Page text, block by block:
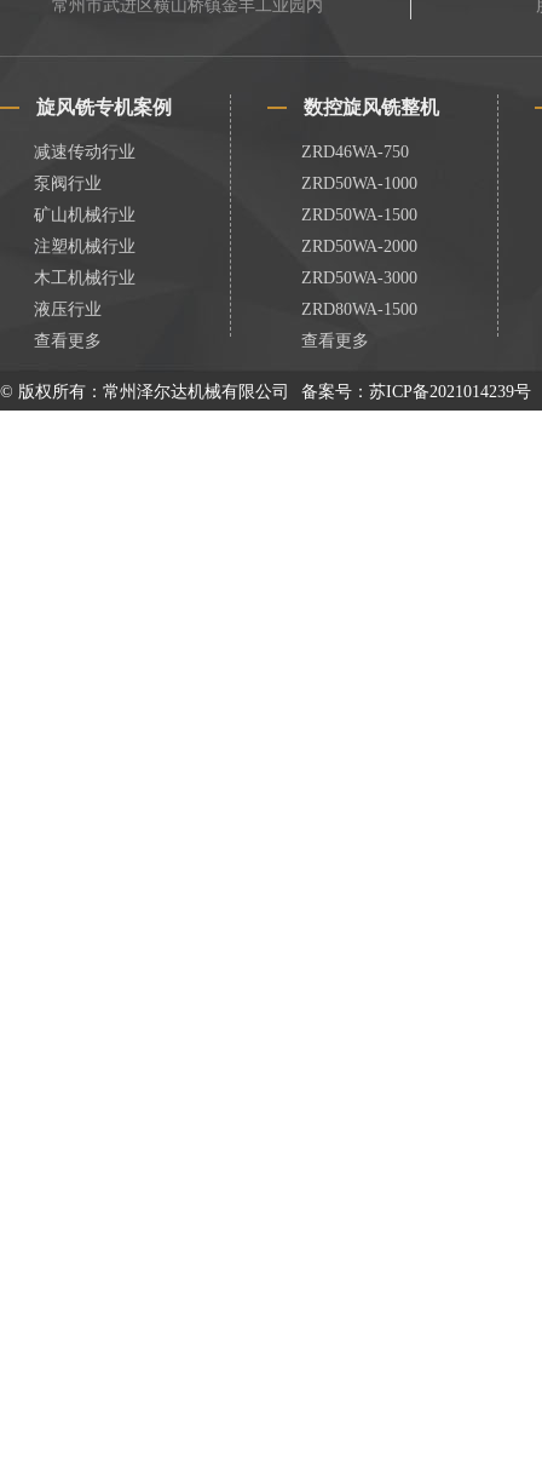
常州市武进区横山桥镇金丰工业园内
旋风铣专机案例
减速传动行业
泵阀行业
矿山机械行业
注塑机械行业
木工机械行业
液压行业
查看更多
数控旋风铣整机
ZRD46WA-750
ZRD50WA-1000
ZRD50WA-1500
ZRD50WA-2000
ZRD50WA-3000
ZRD80WA-1500
查看更多
© 版权所有：常州泽尔达机械有限公司 备案号： 苏ICP备2021014239号